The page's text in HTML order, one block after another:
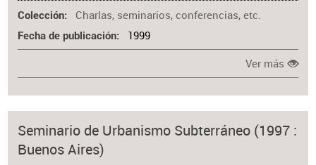
Colección Charlas, seminarios, conferencias, etc.
Fecha de publicación 1999
Ver más
Seminario de Urbanismo Subterráneo (1997 :
Buenos Aires)